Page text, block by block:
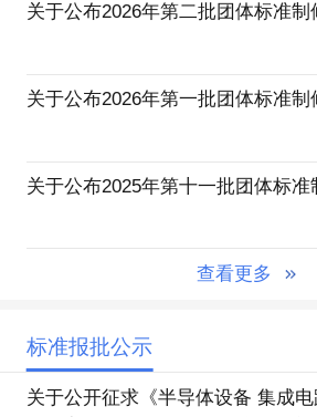
关于公布2026年第二批团体标准制
关于公布2026年第一批团体标准制
关于公布2025年第十一批团体标
查看更多
标准报批公示
关于公开征求《半导体设备 集成